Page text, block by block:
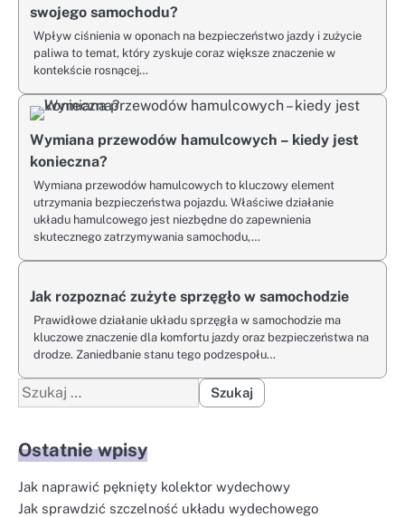
swojego samochodu?
Wpływ ciśnienia w oponach na bezpieczeństwo jazdy i zużycie
paliwa to temat, który zyskuje coraz większe znaczenie w
kontekście rosnącej…
Wymiana przewodów hamulcowych – kiedy jest
konieczna?
Wymiana przewodów hamulcowych to kluczowy element
utrzymania bezpieczeństwa pojazdu. Właściwe działanie
układu hamulcowego jest niezbędne do zapewnienia
skutecznego zatrzymywania samochodu,…
Jak rozpoznać zużyte sprzęgło w samochodzie
Prawidłowe działanie układu sprzęgła w samochodzie ma
kluczowe znaczenie dla komfortu jazdy oraz bezpieczeństwa na
drodze. Zaniedbanie stanu tego podzespołu…
Szukaj:
Ostatnie wpisy
Jak naprawić pęknięty kolektor wydechowy
Jak sprawdzić szczelność układu wydechowego